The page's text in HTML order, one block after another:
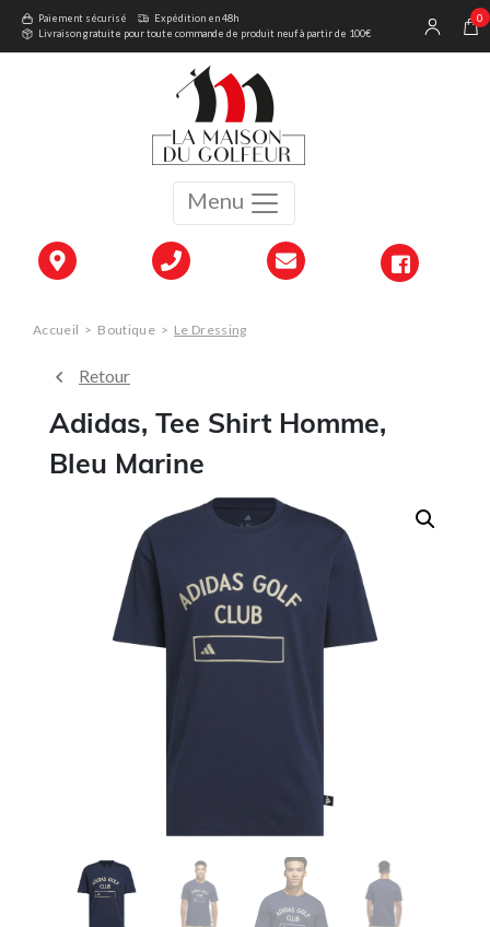
Menu
Paiement sécurisé
Expédition en 48h
Livraison gratuite pour toute commande de produit neuf à partir de 100€
0
Accueil > Boutique > Le Dressing
Retour
Adidas, Tee Shirt Homme,
Bleu Marine